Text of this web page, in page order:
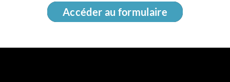
Accéder au formulaire